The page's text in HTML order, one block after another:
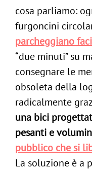
cosa parliamo:
furgoncini
parcheggiano
“due minuti” su
consegnare le
obsoleta della
radicalmente
una bici
pesanti e
pubblico che si
La soluzione è a